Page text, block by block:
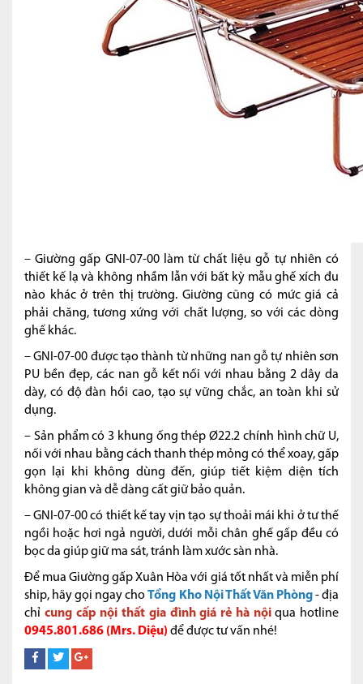
– Giường gấp GNI-07-00 làm từ chất liệu gỗ tự nhiên có
thiết kế lạ và không nhầm lẫn với bất kỳ mẫu ghế xích đu
nào khác ở trên thị trường. Giường cũng có mức giá cả
phải chăng, tương xứng với chất lượng, so với các dòng
ghế khác.
– GNI-07-00 được tạo thành từ những nan gỗ tự nhiên sơn
PU bền đẹp, các nan gỗ kết nối với nhau bằng 2 dây da
dày, có độ đàn hồi cao, tạo sự vững chắc, an toàn khi sử
dụng.
– Sản phẩm có 3 khung ống thép Ø22.2 chính hình chữ U,
nối với nhau bằng cách thanh thép mỏng có thể xoay, gấp
gọn lại khi không dùng đến, giúp tiết kiệm diện tích
không gian và dễ dàng cất giữ bảo quản.
– GNI-07-00 có thiết kế tay vịn tạo sự thoải mái khi ở tư thế
ngồi hoặc hơi ngả người, dưới mỗi chân ghế gấp đều có
bọc da giúp giữ ma sát, tránh làm xước sàn nhà.
Để mua Giường gấp Xuân Hòa với giá tốt nhất và miễn phí
ship, hãy gọi ngay choTổng Kho Nội Thất Văn Phòng- địa
chỉ cung cấp nội thất gia đình giá rẻ hà nộiqua hotline
0945.801.686 (Mrs. Diệu) để được tư vấn nhé!